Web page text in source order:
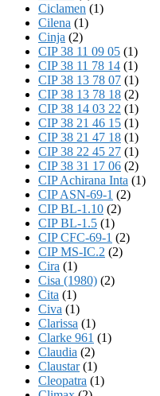
Ciclamen (1)
Cilena (1)
Cinja (2)
CIP 38 11 09 05 (1)
CIP 38 11 78 14 (1)
CIP 38 13 78 07 (1)
CIP 38 13 78 18 (2)
CIP 38 14 03 22 (1)
CIP 38 21 46 15 (1)
CIP 38 21 47 18 (1)
CIP 38 22 45 27 (1)
CIP 38 31 17 06 (2)
CIP Achirana Inta (1)
CIP ASN-69-1 (2)
CIP BL-1.10 (2)
CIP BL-1.5 (1)
CIP CFC-69-1 (2)
CIP MS-IC.2 (2)
Cira (1)
Cisa (1980) (2)
Cita (1)
Civa (1)
Clarissa (1)
Clarke 961 (1)
Claudia (2)
Claustar(1)
Cleopatra (1)